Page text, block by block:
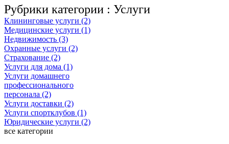
Рубрики категории : Услуги
Клининговые услуги (2)
Медицинские услуги (1)
Недвижимость (3)
Охранные услуги (2)
Страхование (2)
Услуги для дома (1)
Услуги домашнего
профессионального
персонала (2)
Услуги доставки (2)
Услуги спортклубов (1)
Юридические услуги (2)
все категории